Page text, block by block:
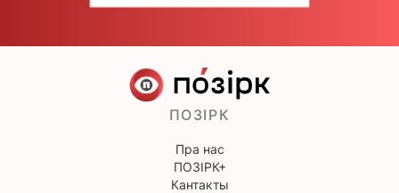
ПОЗІРК
Пра нас
ПОЗІРК+
Кантакты